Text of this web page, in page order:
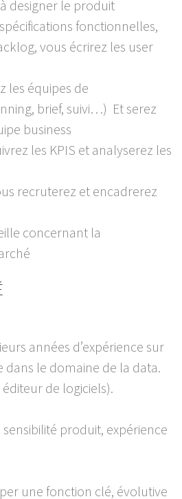
designer le produit
fonctionnelles,
vous écrirez les user
les équipes de
brief, suivi…) Et serez
business
les KPIS et analyserez les
recruterez et encadrerez
concernant la
années d’expérience sur
dans le domaine de la data.
de logiciels).
produit, expérience
une fonction clé, évolutive